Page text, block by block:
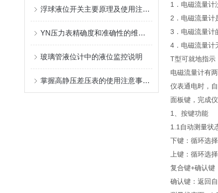
浮球液位开关主要原理及使用注意事项
YN压力表精确度和准确性的维护与保障
玻璃管液位计中的液位监控说明
掌握高静压差压表的使用注意事项及维护建议
1．电磁流量计
2．电磁流量计
3．电磁流量计
4．电磁流量计
T型可就地指示
电磁流量计有
仪表通电时，
面板键，完成
1、按键功能
1.1自动测量状
下键：循环选
上键：循环选
复合键+确认键
确认键：返回